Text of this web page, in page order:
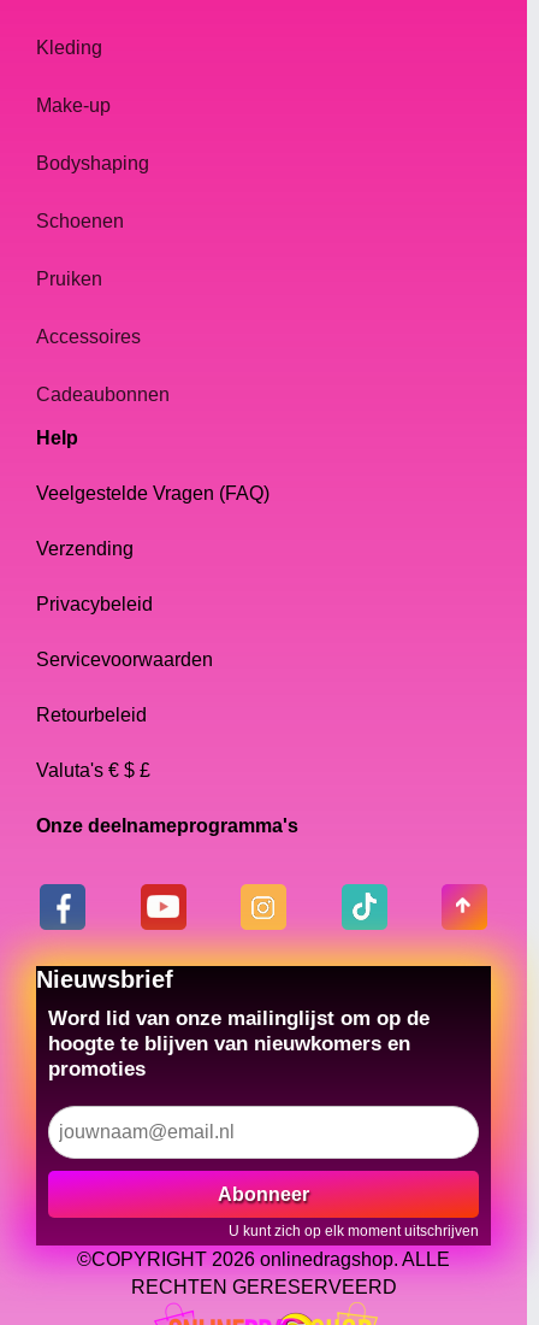
Kleding
Make-up
Bodyshaping
Schoenen
Pruiken
Accessoires
Cadeaubonnen
Help
Veelgestelde Vragen (FAQ)
Verzending
Privacybeleid
Servicevoorwaarden
Retourbeleid
Valuta's € $ £
Onze deelnameprogramma's
Nieuwsbrief
Word lid van onze mailinglijst om op de
hoogte te blijven van nieuwkomers en
promoties
Abonneer
U kunt zich op elk moment uitschrijven
©COPYRIGHT 2026 onlinedragshop. ALLE
RECHTEN GERESERVEERD